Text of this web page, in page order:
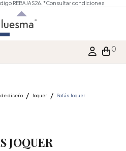
REBAJAS26. *Consultar condiciones
0
de diseño Joquer Sofás Joquer
JOQUER